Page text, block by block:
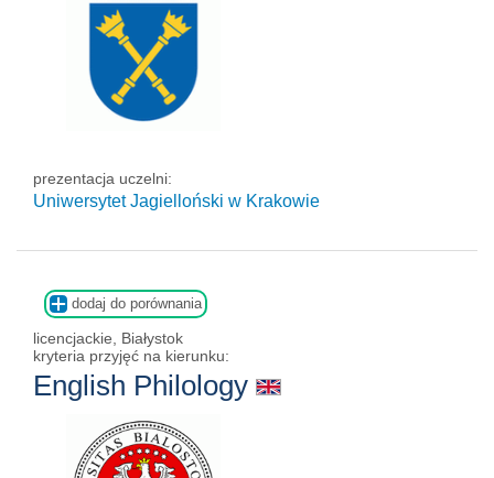
prezentacja uczelni:
Uniwersytet Jagielloński w Krakowie
dodaj do porównania
licencjackie, Białystok
kryteria przyjęć na kierunku:
English Philology